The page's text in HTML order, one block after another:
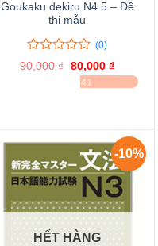
Goukaku dekiru N4.5 – Đề
thi mẫu
0
trên
0
(0)
90,000₫ Giá
gốc
là:
80,000 ₫Giá
hiện
tại
ĐÃ BÁN 41
-10%
HẾT HÀNG